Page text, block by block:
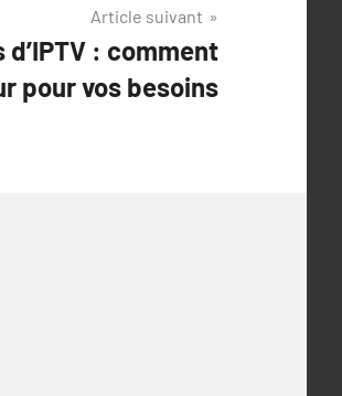
Article suivant
: comment
pour vos besoins